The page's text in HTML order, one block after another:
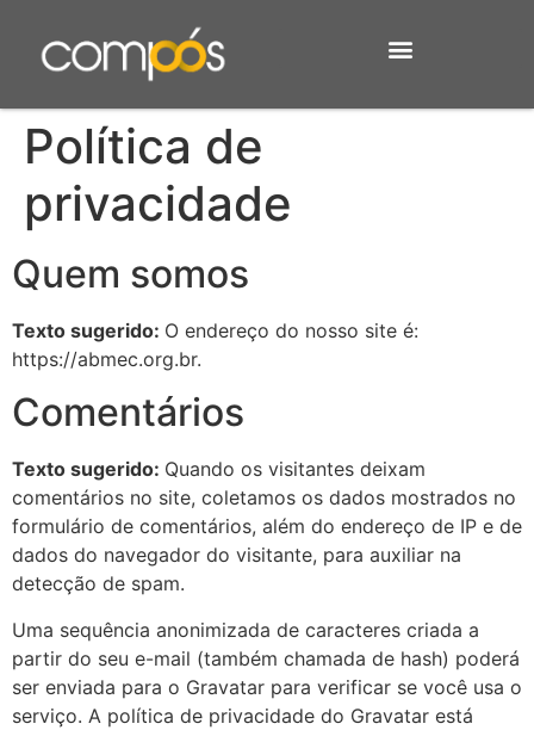
Política de
privacidade
Quem somos
Texto sugerido: O endereço do nosso site é:
https://abmec.org.br.
Comentários
Texto sugerido: Quando os visitantes deixam
comentários no site, coletamos os dados mostrados no
formulário de comentários, além do endereço de IP e de
dados do navegador do visitante, para auxiliar na
detecção de spam.
Uma sequência anonimizada de caracteres criada a
partir do seu e-mail (também chamada de hash) poderá
ser enviada para o Gravatar para verificar se você usa o
serviço. A política de privacidade do Gravatar está